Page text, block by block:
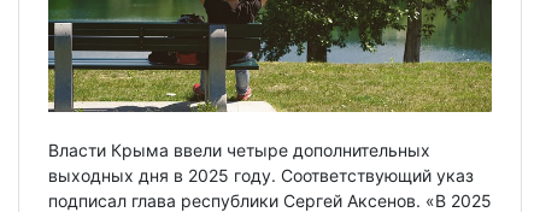
Власти Крыма ввели четыре дополнительных
выходных дня в 2025 году. Соответствующий указ
подписал глава республики Сергей Аксенов. «В 2025